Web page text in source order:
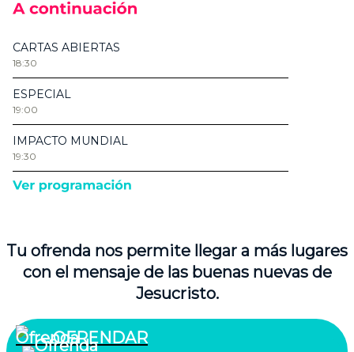
Tu ofrenda nos permite llegar a más lugares
con el mensaje de las buenas nuevas de
Jesucristo.
OFRENDAR